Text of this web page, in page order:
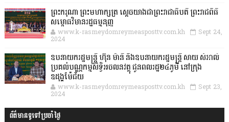
ព្រះករុណា ព្រះមហាក្សត្រ ស្តេចយាងជាព្រះរាជាធិបតី ព្រះរាជពិធី
សម្ពោធវិមានរដ្ឋធម្មនុញ្ញ
www.k-rasmeydomreymeasposttv.com.kh Sept 24,
2024
ឧបនាយករដ្ឋមន្ដ្រី ហ៊ុន ម៉ានី និងឧបនាយករដ្ឋមន្ដ្រី សាយ សំអាល់
ប្រគល់បណ្ណកម្មសិទ្ធិអចលនវត្ថុ ជូនពលរដ្ឋ២៤ភូមិ នៅក្រុង
ឧដុង្គម៉ែជ័យ
www.k-rasmeydomreymeasposttv.com.kh Sept 23,
2024
ព័ត៌មានទូទៅប្រចាំថ្ងៃ